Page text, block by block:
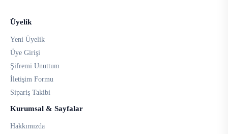
Üyelik
Yeni Üyelik
Üye Girişi
Şifremi Unuttum
İletişim Formu
Sipariş Takibi
Kurumsal & Sayfalar
Hakkımızda